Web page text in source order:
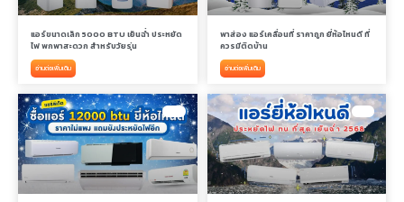
แอร์ขนาดเล็ก 5000 BTU เย็นฉ่ำ ประหยัด
ไฟ พกพาสะดวก สำหรับวัยรุ่น
อ่านต่อเพิ่มเติม
พาส่อง แอร์เคลื่อนที่ ราคาถูก ยี่ห้อไหนดี ที่
ควรมีติดบ้าน
อ่านต่อเพิ่มเติม